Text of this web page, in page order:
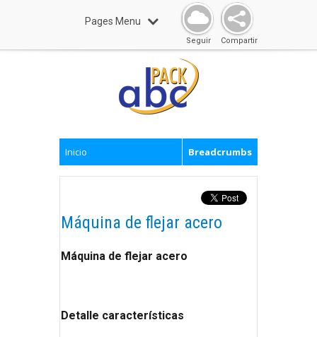
Pages Menu
Compartir
Seguir
Inicio Breadcrumbs
Máquina de flejar acero
Máquina de flejar acero
Detalle características